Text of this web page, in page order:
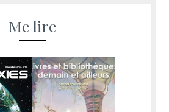
Me lire